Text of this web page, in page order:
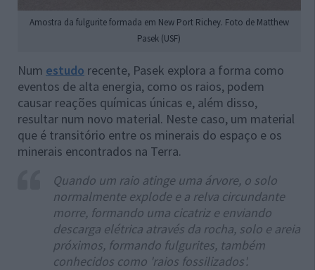
Amostra da fulgurite formada em New Port Richey. Foto de Matthew
Pasek (USF)
Num estudo recente, Pasek explora a forma como
eventos de alta energia, como os raios, podem
causar reações químicas únicas e, além disso,
resultar num novo material. Neste caso, um material
que é transitório entre os minerais do espaço e os
minerais encontrados na Terra.
Quando um raio atinge uma árvore, o solo
normalmente explode e a relva circundante
morre, formando uma cicatriz e enviando
descarga elétrica através da rocha, solo e areia
próximos, formando fulgurites, também
conhecidos como 'raios fossilizados'.